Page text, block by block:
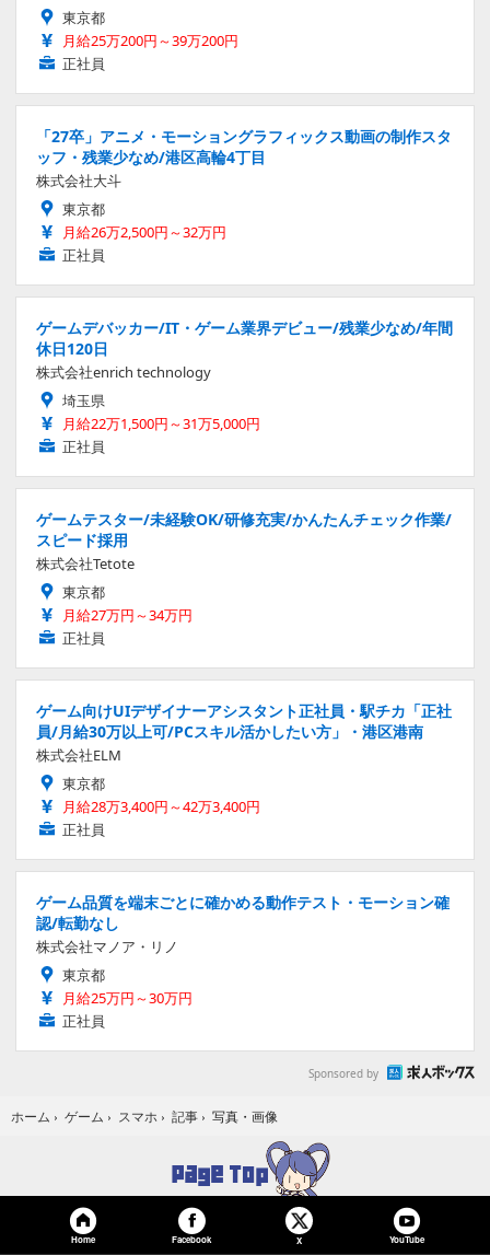
東京都
月給25万200円～39万200円
正社員
「27卒」アニメ・モーショングラフィックス動画の制作スタ
ッフ・残業少なめ/港区高輪4丁目
株式会社大斗
東京都
月給26万2,500円～32万円
正社員
ゲームデバッカー/IT・ゲーム業界デビュー/残業少なめ/年間
休日120日
株式会社enrich technology
埼玉県
月給22万1,500円～31万5,000円
正社員
ゲームテスター/未経験OK/研修充実/かんたんチェック作業/
スピード採用
株式会社Tetote
東京都
月給27万円～34万円
正社員
ゲーム向けUIデザイナーアシスタント正社員・駅チカ「正社
員/月給30万以上可/PCスキル活かしたい方」・港区港南
株式会社ELM
東京都
月給28万3,400円～42万3,400円
正社員
ゲーム品質を端末ごとに確かめる動作テスト・モーション確
認/転勤なし
株式会社マノア・リノ
東京都
月給25万円～30万円
正社員
Sponsored by
ホーム › ゲーム › スマホ › 記事 › 写真・画像
Home Facebook X YouTube